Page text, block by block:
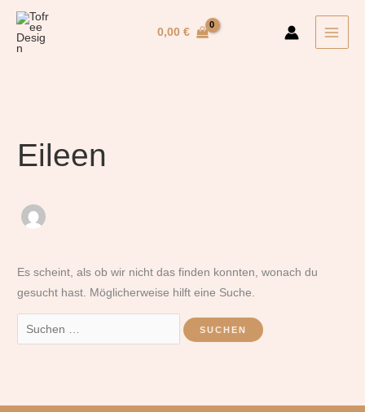
Zum
springen
0,00 €
Eileen
Es scheint, als ob wir nicht das finden konnten, wonach du
gesucht hast. Möglicherweise hilft eine Suche.
Suchen
nach: